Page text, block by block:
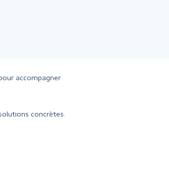
accompagner
concrètes.